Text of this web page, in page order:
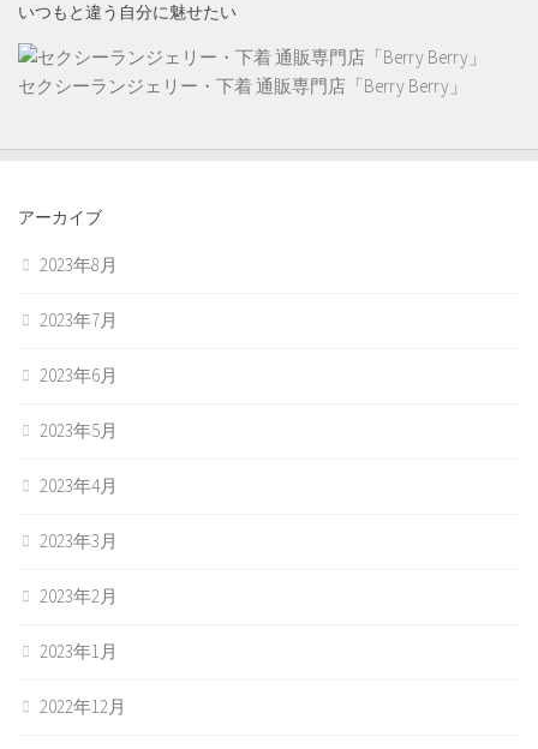
いつもと違う自分に魅せたい
セクシーランジェリー・下着 通販専門店「Berry Berry」
アーカイブ
2023年8月
2023年7月
2023年6月
2023年5月
2023年4月
2023年3月
2023年2月
2023年1月
2022年12月